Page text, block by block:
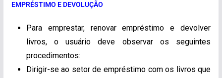
EMPRÉSTIMO E DEVOLUÇÃO
Para emprestar, renovar empréstimo e devolver
livros, o usuário deve observar os seguintes
procedimentos:
Dirigir-se ao setor de empréstimo com os livros que